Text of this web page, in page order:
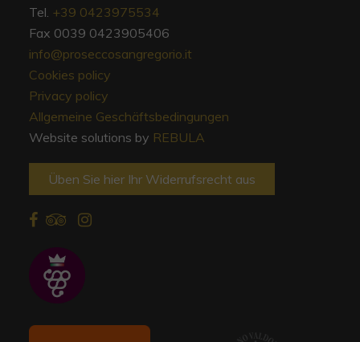
Tel. +39 0423975534
Fax 0039 0423905406
info@proseccosangregorio.it
Cookies policy
Privacy policy
Allgemeine Geschäftsbedingungen
Website solutions by REBULA
Üben Sie hier Ihr Widerrufsrecht aus